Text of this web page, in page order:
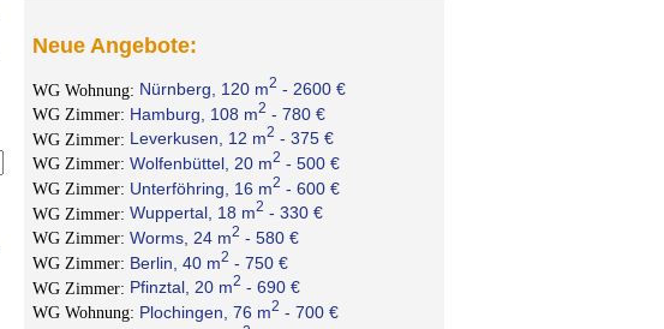
Neue Angebote:
WG Wohnung: Nürnberg, 120 m2 - 2600 €
WG Zimmer: Hamburg, 108 m2 - 780 €
WG Zimmer: Leverkusen, 12 m2 - 375 €
WG Zimmer: Wolfenbüttel, 20 m2 - 500 €
WG Zimmer: Unterföhring, 16 m2 - 600 €
WG Zimmer: Wuppertal, 18 m2 - 330 €
WG Zimmer: Worms, 24 m2 - 580 €
WG Zimmer: Berlin, 40 m2 - 750 €
WG Zimmer: Pfinztal, 20 m2 - 690 €
WG Wohnung: Plochingen, 76 m2 - 700 €